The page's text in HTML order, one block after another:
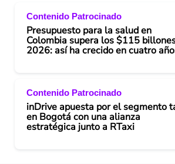
Contenido Patrocinado
Presupuesto para la salud en
Colombia supera los $115
2026: así ha crecido en cuatro
Contenido Patrocinado
inDrive apuesta por el segmento
en Bogotá con una alianza
estratégica junto a RTaxi